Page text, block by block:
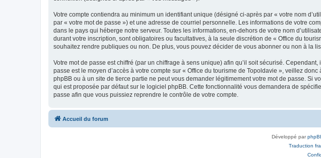
Votre compte contiendra au minimum un identifiant unique (désigné ci-après par « votre nom
par « votre mot de passe ») et une adresse de courriel personnelle. Les informations de votre
dans le pays qui héberge notre serveur. Toutes les informations, en-dehors de votre nom
durant votre inscription, sont obligatoires ou facultatives, à la seule discrétion de « Office du
souhaitez rendre publiques ou non. De plus, vous pouvez décider de vous abonner ou non à la
Votre mot de passe est chiffré (par un chiffrage à sens unique) afin qu’il soit sécurisé.
passe est le moyen d’accès à votre compte sur « Office du tourisme de Topoldavie », veillez
phpBB ou à un site de tierce partie ne peut vous demander légitimement votre mot de passe. Si
qui est proposée par défaut sur le logiciel phpBB. Cette fonctionnalité vous demandera de
passe afin que vous puissiez reprendre le contrôle de votre compte.
Accueil du forum
Développé par
Traduction